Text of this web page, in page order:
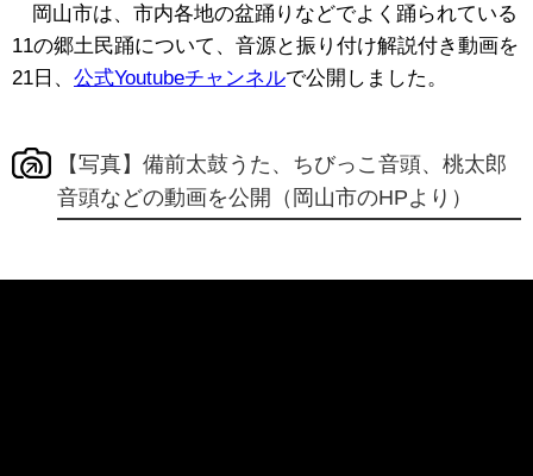
岡山市は、市内各地の盆踊りなどでよく踊られている
11の郷土民踊について、音源と振り付け解説付き動画を
21日、 公式Youtubeチャンネルで公開しました。
【写真】備前太鼓うた、ちびっこ音頭、桃太郎
音頭などの動画を公開（岡山市のHPより）